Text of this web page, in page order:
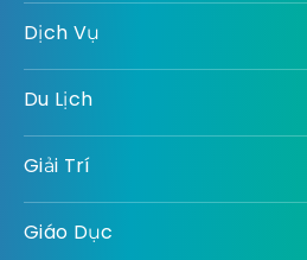
Dịch Vụ
Du Lịch
Giải Trí
Giáo Dục